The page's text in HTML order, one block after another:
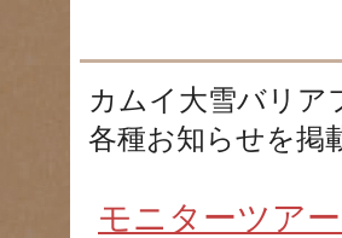
カムイ大雪バリア
各種お知らせを掲
モニターツア